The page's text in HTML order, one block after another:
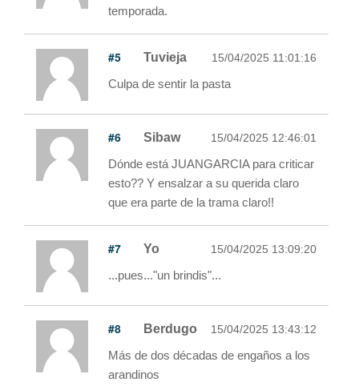
temporada.
#5 Tuvieja 15/04/2025 11:01:16
Culpa de sentir la pasta
#6 Sibaw 15/04/2025 12:46:01
Dónde está JUANGARCIA para criticar
esto?? Y ensalzar a su querida claro
que era parte de la trama claro!!
#7 Yo 15/04/2025 13:09:20
...pues..."un brindis"...
#8 Berdugo 15/04/2025 13:43:12
Más de dos décadas de engaños a los
arandinos